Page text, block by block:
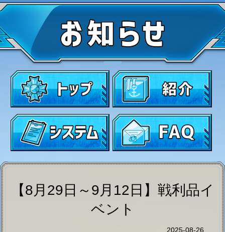
【8月29日～9月12日】戦利品イ
ベント
2025-08-26
【8月29日～9月12日】戦